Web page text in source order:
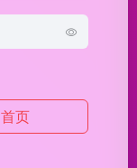
首页